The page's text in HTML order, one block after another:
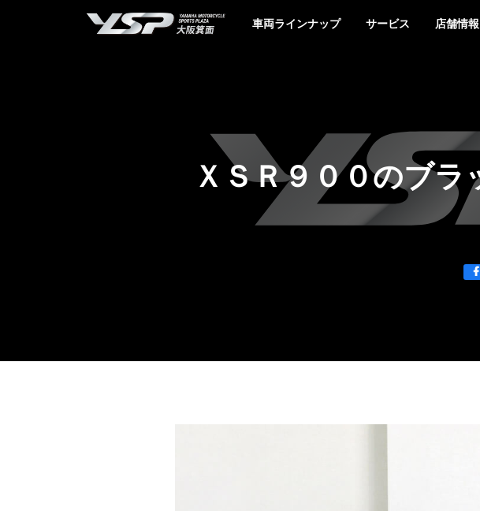
YSP大阪箕面
車両ラインナップ サービス 店舗情報
ＸＳＲ９００のブラ